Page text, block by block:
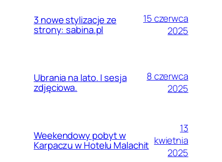
3 nowe stylizacje ze
strony: sabina.pl
15 czerwca
2025
Ubrania na lato. I sesja
zdjęciowa.
8 czerwca
2025
Weekendowy pobyt w
Karpaczu w Hotelu Malachit
13
kwietnia
2025